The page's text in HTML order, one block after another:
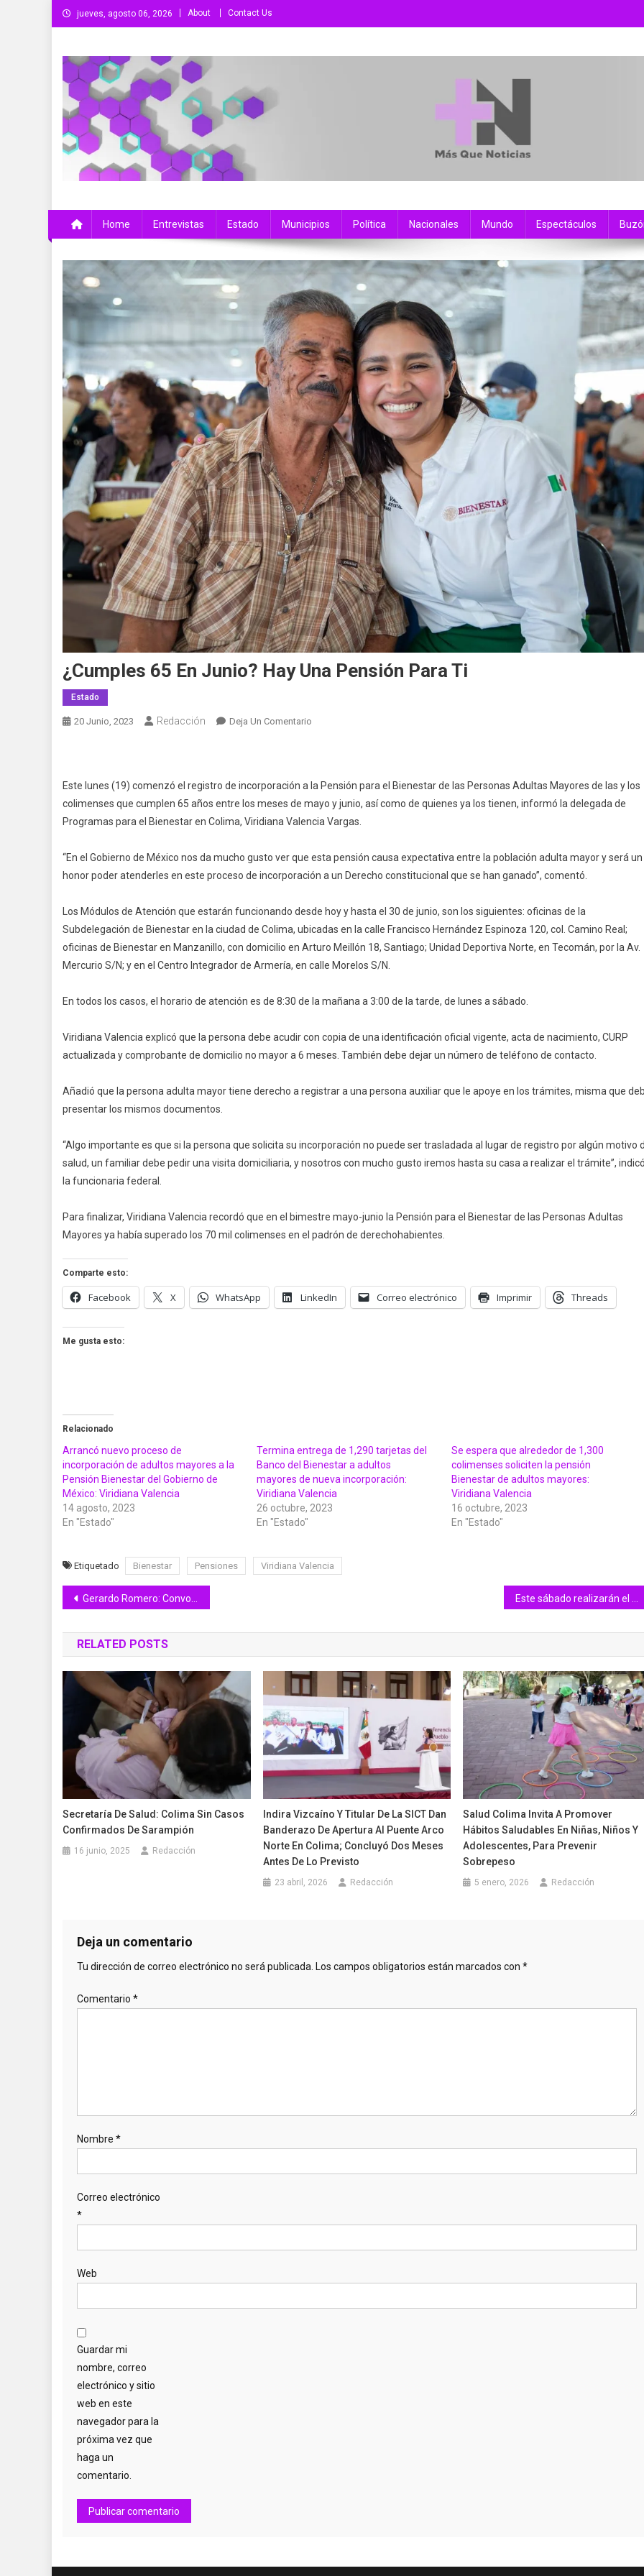
Saltar
al
jueves, agosto 06, 2026 About Contact Us
Home Entrevistas Estado Municipios Política Nacionales Mundo Espectáculos
¿Cumples 65 En Junio? Hay Una Pensión Para Ti
Estado
20 Junio, 2023 Redacción Deja Un Comentario
Junio?
Hay
Una
Para
Ti
Este lunes (19) comenzó el registro de incorporación a la Pensión para el Bienestar de las Personas Adultas Mayores de las y los
colimenses que cumplen 65 años entre los meses de mayo y junio, así como de quienes ya los tienen, informó la delegada de
Programas para el Bienestar en Colima, Viridiana Valencia Vargas.
“En el Gobierno de México nos da mucho gusto ver que esta pensión causa expectativa entre la población adulta mayor y será un
honor poder atenderles en este proceso de incorporación a un Derecho constitucional que se han ganado”, comentó.
Los Módulos de Atención que estarán funcionando desde hoy y hasta el 30 de junio, son los siguientes: oficinas de la
Subdelegación de Bienestar en la ciudad de Colima, ubicadas en la calle Francisco Hernández Espinoza 120, col. Camino Real;
oficinas de Bienestar en Manzanillo, con domicilio en Arturo Meillón 18, Santiago; Unidad Deportiva Norte, en Tecomán, por la Av.
Mercurio S/N; y en el Centro Integrador de Armería, en calle Morelos S/N.
En todos los casos, el horario de atención es de 8:30 de la mañana a 3:00 de la tarde, de lunes a sábado.
Viridiana Valencia explicó que la persona debe acudir con copia de una identificación oficial vigente, acta de nacimiento, CURP
actualizada y comprobante de domicilio no mayor a 6 meses. También debe dejar un número de teléfono de contacto.
Añadió que la persona adulta mayor tiene derecho a registrar a una persona auxiliar que le apoye en los trámites, misma que
presentar los mismos documentos.
“Algo importante es que si la persona que solicita su incorporación no puede ser trasladada al lugar de registro por algún motivo
salud, un familiar debe pedir una visita domiciliaria, y nosotros con mucho gusto iremos hasta su casa a realizar el trámite”, indicó
la funcionaria federal.
Para finalizar, Viridiana Valencia recordó que en el bimestre mayo-junio la Pensión para el Bienestar de las Personas Adultas
Mayores ya había superado los 70 mil colimenses en el padrón de derechohabientes.
Comparte esto:
Facebook X WhatsApp LinkedIn Correo electrónico Imprimir Threads
Me gusta esto:
Relacionado
Arrancó nuevo proceso de
incorporación de adultos mayores a la
Pensión Bienestar del Gobierno de
México: Viridiana Valencia
14 agosto, 2023
En "Estado"
Termina entrega de 1,290 tarjetas del
Banco del Bienestar a adultos
mayores de nueva incorporación:
Viridiana Valencia
26 octubre, 2023
En "Estado"
Se espera que alrededor de 1,300
colimenses soliciten la pensión
Bienestar de adultos mayores:
Viridiana Valencia
16 octubre, 2023
En "Estado"
Etiquetado Bienestar Pensiones Viridiana Valencia
Navegación
de
entradas
Gerardo Romero: Convoca a participar en taller de emprendedores Este sábado realizarán el 2° Recorrido Histórico por el centro de Colima
RELATED POSTS
Secretaría De Salud: Colima Sin Casos
Confirmados De Sarampión
16 junio, 2025 Redacción
Indira Vizcaíno Y Titular De La SICT Dan
Banderazo De Apertura Al Puente Arco
Norte En Colima; Concluyó Dos Meses
Antes De Lo Previsto
23 abril, 2026 Redacción
Salud Colima Invita A Promover
Hábitos Saludables En Niñas, Niños Y
Adolescentes, Para Prevenir
Sobrepeso
5 enero, 2026 Redacción
Deja un comentario
Tu dirección de correo electrónico no será publicada. Los campos obligatorios están marcados con *
Comentario *
Nombre *
Correo electrónico
*
Web
Guardar mi
nombre, correo
electrónico y sitio
web en este
navegador para la
próxima vez que
haga un
comentario.